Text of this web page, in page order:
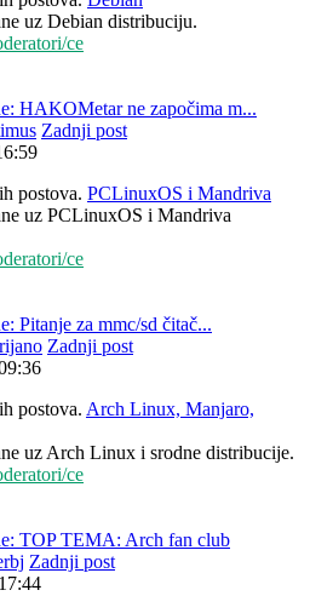
uz Debian distribuciju.
ce
HAKOMetar ne započima m...
Zadnji post
PCLinuxOS i Mandriva
uz PCLinuxOS i Mandriva
ce
Pitanje za mmc/sd čitač...
Zadnji post
Arch Linux, Manjaro,
uz Arch Linux i srodne distribucije.
ce
TOP TEMA: Arch fan club
Zadnji post